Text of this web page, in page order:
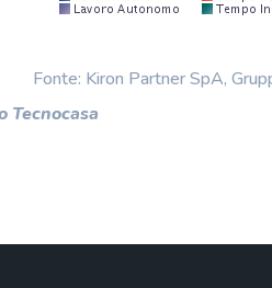
Fonte: Kiron Partner SpA,
Tecnocasa